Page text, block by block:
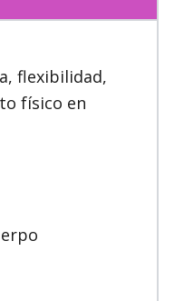
flexibilidad,
físico en